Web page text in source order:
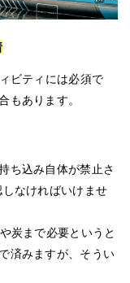
ビティには必須で
もあります。
ち込み自体が禁止さ
なければいけませ
炭まで必要というと
済みますが、そうい